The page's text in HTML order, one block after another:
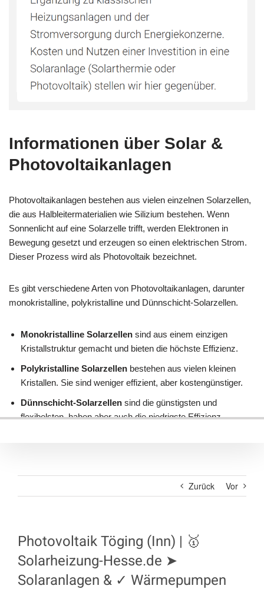
Zurück Vor
Photovoltaik Töging (Inn) | 🥇
Solarheizung-Hesse.de ➤
Solaranlagen & ✓ Wärmepumpen